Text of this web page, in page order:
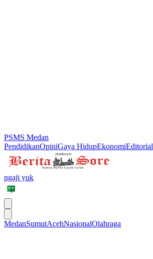
PSMS Medan
PendidikanOpiniGaya HidupEkonomiEditorial
ngaji yuk
MedanSumutAcehNasionalOlahraga